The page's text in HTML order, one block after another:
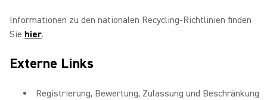
Informationen zu den nationalen Recycling-Richtlinien finden
Sie hier.
Externe Links
Registrierung, Bewertung, Zulassung und Beschränkung